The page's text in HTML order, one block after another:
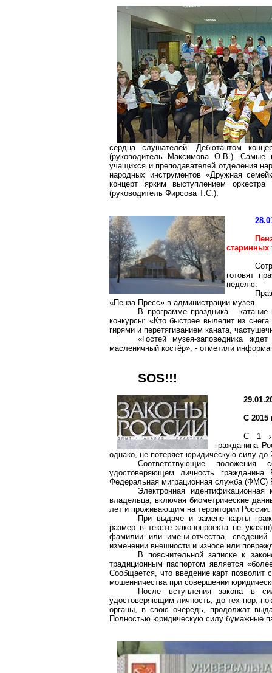
сердца слушателей. Дебютантом
(руководитель Максимова О.В.). Самые
учащихся и преподавателей отделения
народных инструментов «Дружная
концерт ярким выступлением оркестра
(руководитель Фирсова Т.С.).
старинных
готовят
неделю.
«Пенза-Пресс» в администрации музея.
В программе праздника -
конкурсы: «Кто быстрее вылепит из
гирями и перетягиванием каната,
«Гостей музея-заповедника
масленичный костёр», - отметили
SOS!!!
С 2015
С 1
гражданина
однако, не потеряет юридическую силу до
Соответствующие положения
удостоверяющем личность гражданина
Федеральная миграционная служба (ФМС)
Электронная
владельца, включая биометрические
лет и проживающим на территории России.
При выдаче и замене карты
размер в тексте законопроекта не
фамилии или имени-отчества,
изменении внешности и износе или
В пояснительной записке к
традиционным паспортом является
Сообщается, что введение карт позволит
мошенничества при совершении
После вступления закона в
удостоверяющим личность, до тех пор,
органы, в свою очередь, продолжат
Полностью юридическую силу бумажные